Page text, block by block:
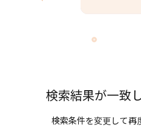
検索結果が一致
検索条件を変更して再